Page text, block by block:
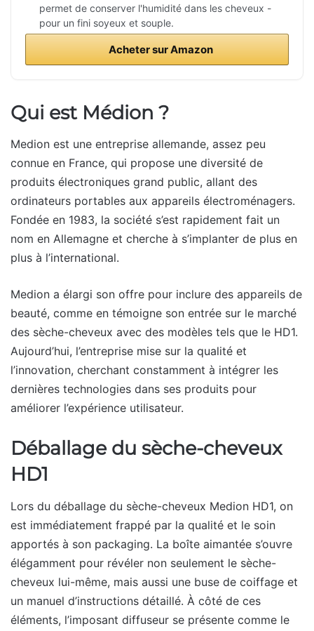
permet de conserver l'humidité dans les cheveux -
pour un fini soyeux et souple.
Acheter sur Amazon
Qui est Médion ?
Medion est une entreprise allemande, assez peu
connue en France, qui propose une diversité de
produits électroniques grand public, allant des
ordinateurs portables aux appareils électroménagers.
Fondée en 1983, la société s’est rapidement fait un
nom en Allemagne et cherche à s’implanter de plus en
plus à l’international.
Medion a élargi son offre pour inclure des appareils de
beauté, comme en témoigne son entrée sur le marché
des sèche-cheveux avec des modèles tels que le HD1.
Aujourd’hui, l’entreprise mise sur la qualité et
l’innovation, cherchant constamment à intégrer les
dernières technologies dans ses produits pour
améliorer l’expérience utilisateur.
Déballage du sèche-cheveux
HD1
Lors du déballage du sèche-cheveux Medion HD1, on
est immédiatement frappé par la qualité et le soin
apportés à son packaging. La boîte aimantée s’ouvre
élégamment pour révéler non seulement le sèche-
cheveux lui-même, mais aussi une buse de coiffage et
un manuel d’instructions détaillé. À côté de ces
éléments, l’imposant diffuseur se présente comme le